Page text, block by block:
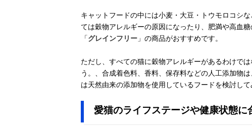
キャットフードの中には小麦・大豆・トウモロコシ
ては穀物アレルギーの原因になったり、肥満や高血
「グレインフリー」の商品がおすすめです。
ただし、すべての猫に穀物アレルギーがあるわけで
う。、合成着色料、香料、保存料などの人工添加物
は天然由来の添加物を使用しているフードを検討して
愛猫のライフステージや健康状態に